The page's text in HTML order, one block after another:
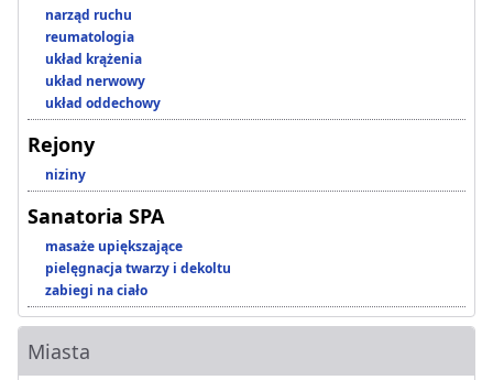
narząd ruchu
reumatologia
układ krążenia
układ nerwowy
układ oddechowy
Rejony
niziny
Sanatoria SPA
masaże upiększające
pielęgnacja twarzy i dekoltu
zabiegi na ciało
Miasta